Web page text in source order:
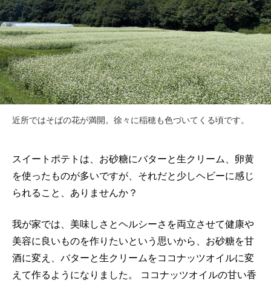
近所ではそばの花が満開。徐々に稲穂も色づいてくる頃です。
スイートポテトは、お砂糖にバターと生クリーム、卵黄
を使ったものが多いですが、それだと少しヘビーに感じ
られること、ありませんか？
我が家では、美味しさとヘルシーさを両立させて健康や
美容に良いものを作りたいという思いから、お砂糖を甘
酒に変え、バターと生クリームをココナッツオイルに変
えて作るようになりました。 ココナッツオイルの甘い香